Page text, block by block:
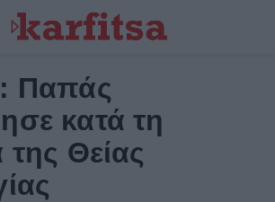
Παπάς
κατά τη
της Θείας